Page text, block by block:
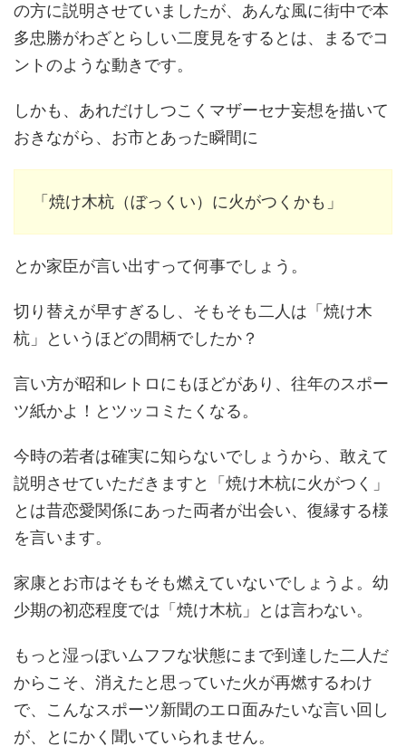
の方に説明させていましたが、あんな風に街中で本
多忠勝がわざとらしい二度見をするとは、まるでコ
ントのような動きです。
しかも、あれだけしつこくマザーセナ妄想を描いて
おきながら、お市とあった瞬間に
「焼け木杭（ぼっくい）に火がつくかも」
とか家臣が言い出すって何事でしょう。
切り替えが早すぎるし、そもそも二人は「焼け木
杭」というほどの間柄でしたか？
言い方が昭和レトロにもほどがあり、往年のスポー
ツ紙かよ！とツッコミたくなる。
今時の若者は確実に知らないでしょうから、敢えて
説明させていただきますと「焼け木杭に火がつく」
とは昔恋愛関係にあった両者が出会い、復縁する様
を言います。
家康とお市はそもそも燃えていないでしょうよ。幼
少期の初恋程度では「焼け木杭」とは言わない。
もっと湿っぽいムフフな状態にまで到達した二人だ
からこそ、消えたと思っていた火が再燃するわけ
で、こんなスポーツ新聞のエロ面みたいな言い回し
が、とにかく聞いていられません。